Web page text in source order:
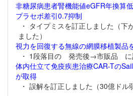
非糖尿病患者腎機能値eGFR年換算
プラセボ差引0.7抑制
・ タイプミスを訂正しました（
ました）
視力を回復する無線の網膜移植製品
・ 1段落目の 発売後→市販品 に
体内仕立て免疫疾患治療CAR-Tの
が取得
・ 誤解を訂正しました（30億ドル